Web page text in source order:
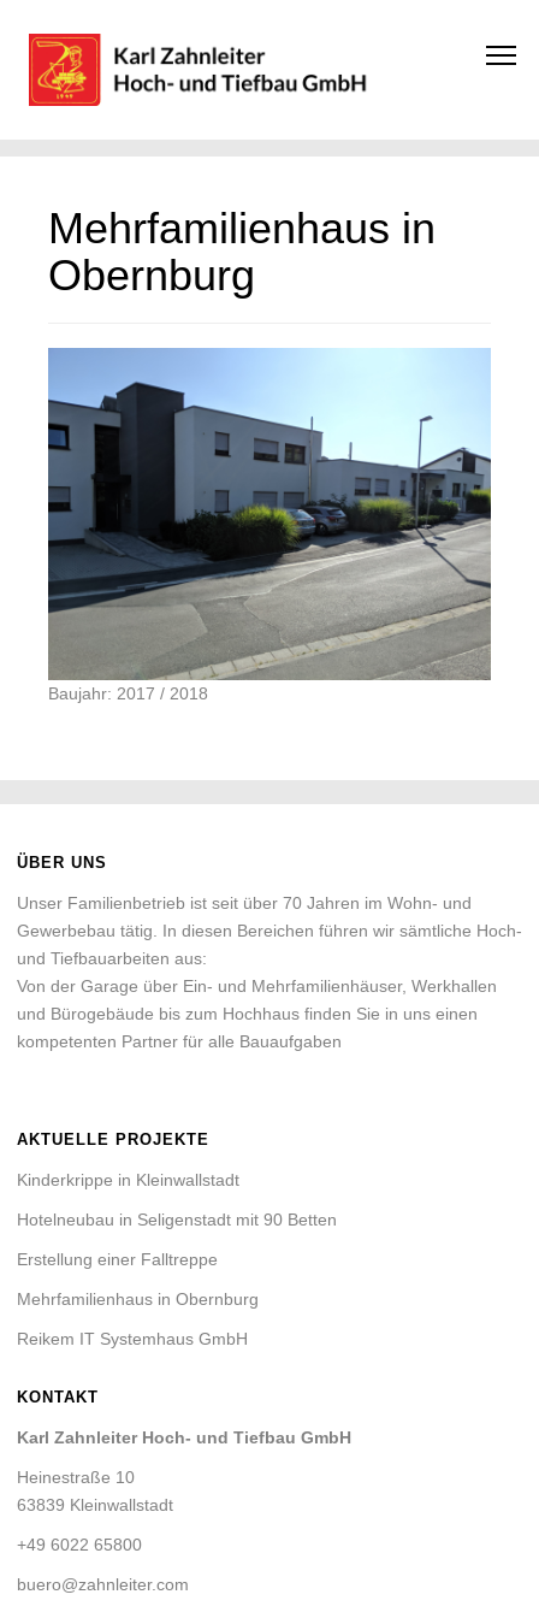
Mehrfamilienhaus in
Obernburg
Baujahr: 2017 / 2018
ÜBER UNS
Unser Familienbetrieb ist seit über 70 Jahren im Wohn- und
Gewerbebau tätig. In diesen Bereichen führen wir sämtliche Hoch-
und Tiefbauarbeiten aus:
Von der Garage über Ein- und Mehrfamilienhäuser, Werkhallen
und Bürogebäude bis zum Hochhaus finden Sie in uns einen
kompetenten Partner für alle Bauaufgaben
AKTUELLE PROJEKTE
Kinderkrippe in Kleinwallstadt
Hotelneubau in Seligenstadt mit 90 Betten
Erstellung einer Falltreppe
Mehrfamilienhaus in Obernburg
Reikem IT Systemhaus GmbH
KONTAKT
Karl Zahnleiter Hoch- und Tiefbau GmbH
Heinestraße 10
63839 Kleinwallstadt
+49 6022 65800
buero@zahnleiter.com